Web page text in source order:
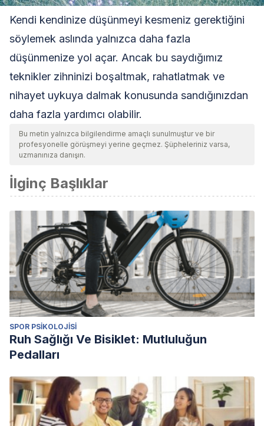
Kendi kendinize düşünmeyi kesmeniz gerektiğini
söylemek aslında yalnızca daha fazla
düşünmenize yol açar. Ancak bu saydığımız
teknikler zihninizi boşaltmak, rahatlatmak ve
nihayet uykuya dalmak konusunda sandığınızdan
daha fazla yardımcı olabilir.
Bu metin yalnızca bilgilendirme amaçlı sunulmuştur ve bir
profesyonelle görüşmeyi yerine geçmez. Şüpheleriniz varsa,
uzmanınıza danışın.
İlginç Başlıklar
SPOR PSIKOLOJISI
Ruh Sağlığı Ve Bisiklet: Mutluluğun
Pedalları